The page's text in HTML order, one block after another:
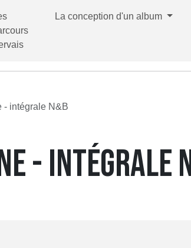
La conception d'un album
- intégrale N&B
- INTÉGRALE